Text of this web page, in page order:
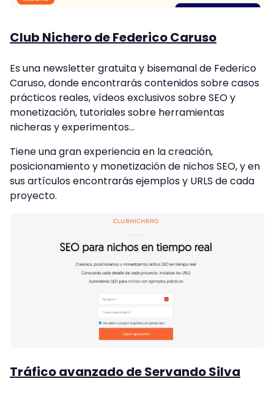
Club Nichero de Federico Caruso
Es una newsletter gratuita y bisemanal de Federico
Caruso, donde encontrarás contenidos sobre casos
prácticos reales, vídeos exclusivos sobre SEO y
monetización, tutoriales sobre herramientas
nicheras y experimentos…
Tiene una gran experiencia en la creación,
posicionamiento y monetización de nichos SEO, y en
sus artículos encontrarás ejemplos y URLS de cada
proyecto.
Tráfico avanzado de Servando Silva